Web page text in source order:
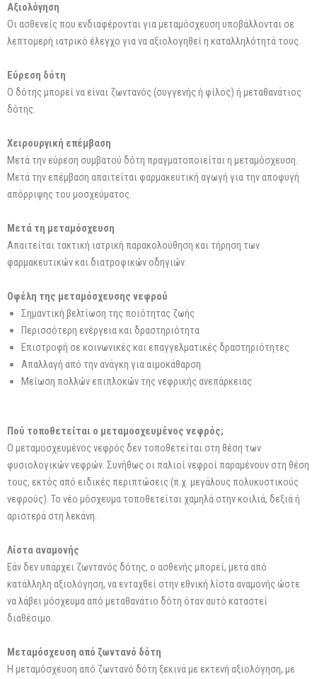
Αξιολόγηση
Οι ασθενείς που ενδιαφέρονται για μεταμόσχευση υποβάλλονται σε
λεπτομερή ιατρικό έλεγχο για να αξιολογηθεί η καταλληλότητά τους.
Εύρεση δότη
Ο δότης μπορεί να είναι ζωντανός (συγγενής ή φίλος) ή μεταθανάτιος
δότης.
Χειρουργική επέμβαση
Μετά την εύρεση συμβατού δότη πραγματοποιείται η μεταμόσχευση.
Μετά την επέμβαση απαιτείται φαρμακευτική αγωγή για την αποφυγή
απόρριψης του μοσχεύματος.
Μετά τη μεταμόσχευση
Απαιτείται τακτική ιατρική παρακολούθηση και τήρηση των
φαρμακευτικών και διατροφικών οδηγιών.
Οφέλη της μεταμόσχευσης νεφρού
Σημαντική βελτίωση της ποιότητας ζωής
Περισσότερη ενέργεια και δραστηριότητα
Επιστροφή σε κοινωνικές και επαγγελματικές δραστηριότητες
Απαλλαγή από την ανάγκη για αιμοκάθαρση
Μείωση πολλών επιπλοκών της νεφρικής ανεπάρκειας
Πού τοποθετείται ο μεταμοσχευμένος νεφρός;
Ο μεταμοσχευμένος νεφρός δεν τοποθετείται στη θέση των
φυσιολογικών νεφρών. Συνήθως οι παλιοί νεφροί παραμένουν στη θέση
τους, εκτός από ειδικές περιπτώσεις (π.χ. μεγάλους πολυκυστικούς
νεφρούς). Το νέο μόσχευμα τοποθετείται χαμηλά στην κοιλιά, δεξιά ή
αριστερά στη λεκάνη.
Λίστα αναμονής
Εάν δεν υπάρχει ζωντανός δότης, ο ασθενής μπορεί, μετά από
κατάλληλη αξιολόγηση, να ενταχθεί στην εθνική λίστα αναμονής ώστε
να λάβει μόσχευμα από μεταθανάτιο δότη όταν αυτό καταστεί
διαθέσιμο.
Μεταμόσχευση από ζωντανό δότη
Η μεταμόσχευση από ζωντανό δότη ξεκινά με εκτενή αξιολόγηση, με